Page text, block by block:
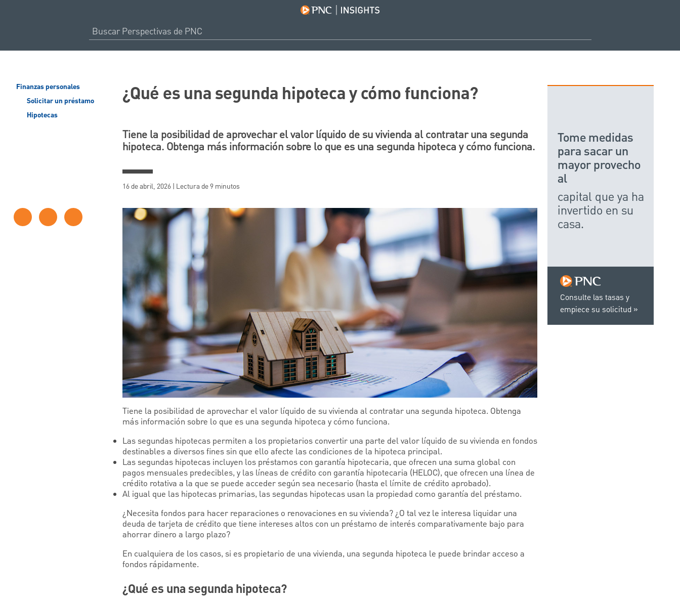
Finanzas personales
Solicitar un préstamo
Hipotecas
¿Qué es una segunda hipoteca y cómo funciona?
Tiene la posibilidad de aprovechar el valor líquido de su vivienda al contratar una segunda
hipoteca. Obtenga más información sobre lo que es una segunda hipoteca y cómo funciona.
16 de abril, 2026 | Lectura de 9 minutos
Tiene la posibilidad de aprovechar el valor líquido de su vivienda al contratar una segunda hipoteca. Obtenga
más información sobre lo que es una segunda hipoteca y cómo funciona.
Las segundas hipotecas permiten a los propietarios convertir una parte del valor líquido de su vivienda en fondos
destinables a diversos fines sin que ello afecte las condiciones de la hipoteca principal.
Las segundas hipotecas incluyen los préstamos con garantía hipotecaria, que ofrecen una suma global con
pagos mensuales predecibles, y las líneas de crédito con garantía hipotecaria (HELOC), que ofrecen una línea de
crédito rotativa a la que se puede acceder según sea necesario (hasta el límite de crédito aprobado).
Al igual que las hipotecas primarias, las segundas hipotecas usan la propiedad como garantía del préstamo.
¿Necesita fondos para hacer reparaciones o renovaciones en su vivienda? ¿O tal vez le interesa liquidar una
deuda de tarjeta de crédito que tiene intereses altos con un préstamo de interés comparativamente bajo para
ahorrar dinero a largo plazo?
En cualquiera de los casos, si es propietario de una vivienda, una segunda hipoteca le puede brindar acceso a
fondos rápidamente.
¿Qué es una segunda hipoteca?
Consulte las tasas y
empiece su solicitud
Tome medidas
para sacar un
mayor provecho
al
capital que ya ha
invertido en su
casa.